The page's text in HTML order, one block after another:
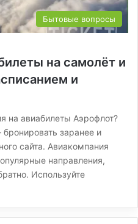
Бытовые вопросы
на самолёт и
и
на авиабилеты Аэрофлот?
заранее и
сайта. Авиакомпания
направления,
Используйте